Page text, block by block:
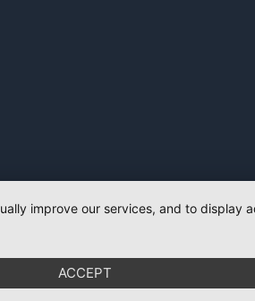
improve our services, and to display
ACCEPT